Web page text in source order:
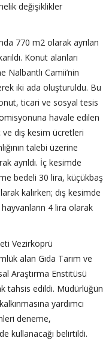
değişiklikler
770 m2 olarak ayrılan
Konut alanları
Nalbantlı Camii’nin
iki ada oluşturuldu. Bu
ticari ve sosyal tesis
havale edilen
dış kesim ücretleri
talebi üzerine
ayrıldı. İç kesimde
bedeli 30 lira, küçükbaş
kalırken; dış kesimde
4 lira olarak
Vezirköprü
alan Gıda Tarım ve
Araştırma Enstitüsü
tahsis edildi. Müdürlüğün
yardımcı
deneme,
kullanacağı belirtildi.